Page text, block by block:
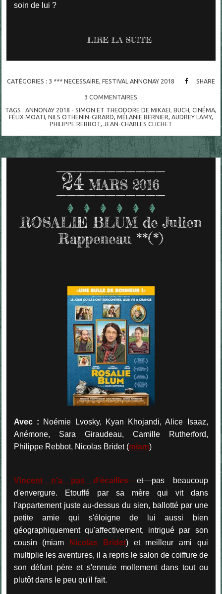
soin de lui ?
LIRE LA SUITE
CATÉGORIES : 3 *** NECESSAIRE FESTIVAL ANNONAY 2018 SHARE
3 COMMENTAIRES
TAGS :ANNONAY 2018 - SIMON ET THEODORE DE MIKAEL BUCH,CINÉMA,
FÉLIX MOATI, NILS OTHENIN-GIRARD, MÉLANIE BERNIER, AUDREY LAMY,
PHILIPPE REBBOT, JEAN-CHARLES CLICHET
24 MARS 2016
ROSALIE BLUM de Julien
Rappeneau **(*)
Avec : Noémie Lvosky, Kyan Khojandi, Alice Isaaz,
Anémone, Sara Giraudeau, Camille Rutherford,
Philippe Rebbot, Nicolas Bridet (miam)
Vincent n'a pasd'écailleset pasbeaucoup
d'envergure. Etouffé par sa mère qui vit dans
l'appartement juste au-dessus du sien, ballotté par une
petite amie qui s'éloigne de lui aussi bien
géographiquement qu'affectivement, intrigué par son
cousin (miam
Nicolas Bridet) et meilleur ami qui
multiplie les aventures, il a repris le salon de coiffure de
son défunt père et s'ennuie mollement dans tout ou
plutôt dans le peu qu'il fait.